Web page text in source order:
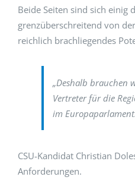
Beide Seiten sind sich einig
grenzüberschreitend von
reichlich brachliegendes
„Deshalb brauchen
Vertreter für die
im
CSU-Kandidat Christian
Anforderungen.